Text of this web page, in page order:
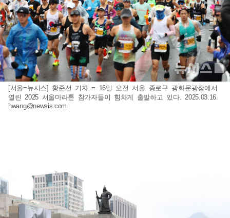
[서울=뉴시스] 황준선 기자 = 16일 오전 서울 종로구 광화문광장에서
열린 2025 서울마라톤 참가자들이 힘차게 출발하고 있다. 2025.03.16.
hwang@newsis.com